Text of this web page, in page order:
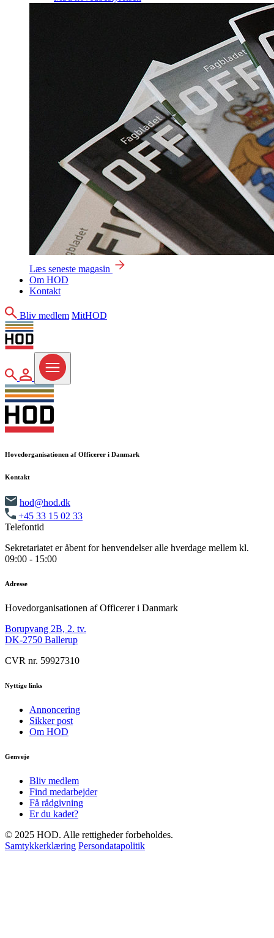
Læs seneste magasin
Om HOD
Kontakt
Søg
Bliv medlem MitHOD
MitHOD
Menu
Hovedorganisationen af Officerer i Danmark
Kontakt
hod@hod.dk
+45 33 15 02 33
Telefontid
Sekretariatet er åbent for henvendelser alle hverdage mellem kl.
09:00 - 15:00
Adresse
Hovedorganisationen af Officerer i Danmark
Borupvang 2B, 2. tv.
DK-2750 Ballerup
CVR nr. 59927310
Nyttige links
Annoncering
Sikker post
Om HOD
Genveje
Bliv medlem
Find medarbejder
Få rådgivning
Er du kadet?
© 2025 HOD. Alle rettigheder forbeholdes.
Samtykkerklæring Persondatapolitik